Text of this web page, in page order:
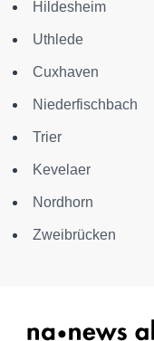
Hildesheim
Uthlede
Cuxhaven
Niederfischbach
Trier
Kevelaer
Nordhorn
Zweibrücken